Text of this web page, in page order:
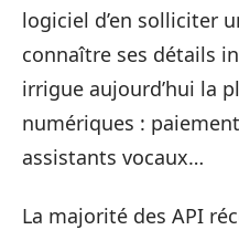
logiciel d’en solliciter
connaître ses détails
irrigue aujourd’hui la
numériques :
assistants vocaux…
La majorité des API